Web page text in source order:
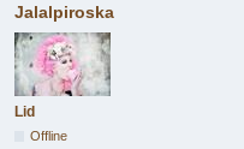
Jalalpiroska
Lid
Offline